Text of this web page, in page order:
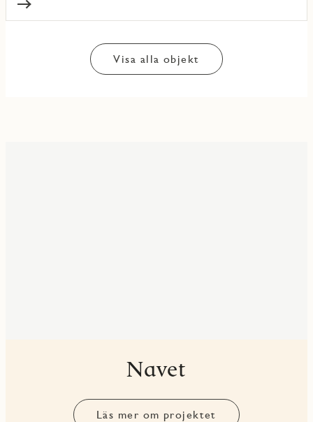
Visa alla objekt
Navet
Läs mer om projektet